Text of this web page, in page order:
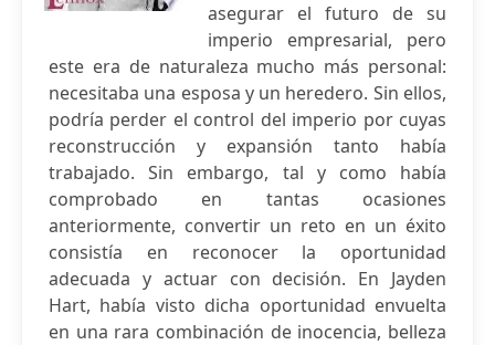
asegurar el futuro de su
imperio empresarial, pero
este era de naturaleza mucho más personal:
necesitaba una esposa y un heredero. Sin ellos,
podría perder el control del imperio por cuyas
reconstrucción y expansión tanto había
trabajado. Sin embargo, tal y como había
comprobado en tantas ocasiones
anteriormente, convertir un reto en un éxito
consistía en reconocer la oportunidad
adecuada y actuar con decisión. En Jayden
Hart, había visto dicha oportunidad envuelta
en una rara combinación de inocencia, belleza